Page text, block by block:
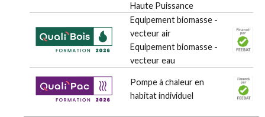
Haute Puissance
Equipement biomasse -
vecteur air
Equipement biomasse -
vecteur eau
Pompe à chaleur en
habitat individuel